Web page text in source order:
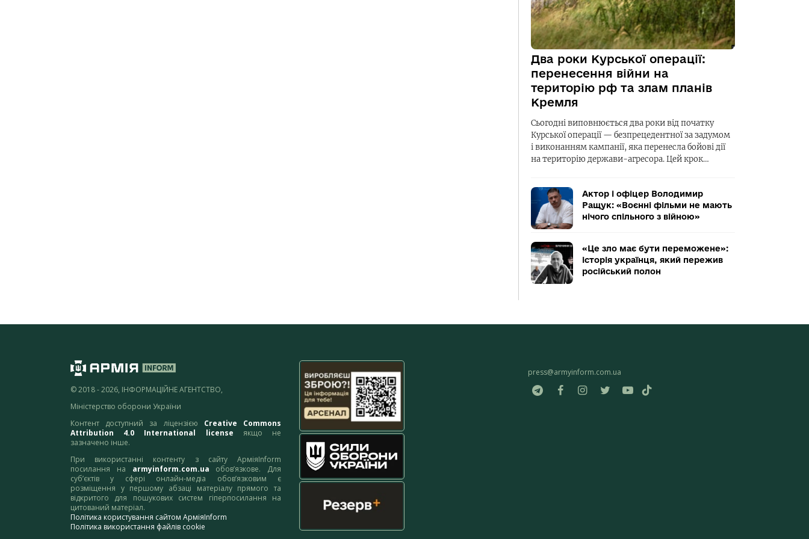
Два роки Курської операції:
перенесення війни на
територію рф та злам планів
Кремля
Сьогодні виповнюється два роки від початку
Курської операції — безпрецедентної за задумом
і виконанням кампанії, яка перенесла бойові дії
на територію держави-агресора. Цей крок…
Актор і офіцер Володимир
Ращук: «Воєнні фільми не мають
нічого спільного з війною»
«Це зло має бути переможене»:
історія українця, який пережив
російський полон
© 2018 - 2026, ІНФОРМАЦІЙНЕ АГЕНТСТВО,
Міністерство оборони України
Контент доступний за ліцензією Creative Commons
Attribution 4.0 International license якщо не
зазначено інше.
При використанні контенту з сайту АрміяInform
посилання на armyinform.com.ua обов’язкове. Для
суб’єктів у сфері онлайн-медіа обов’язковим є
розміщення у першому абзаці матеріалу прямого та
відкритого для пошукових систем гіперпосилання на
цитований матеріал.
Політика користування сайтом АрміяInform
Політика використання файлів cookie
press@armyinform.com.ua